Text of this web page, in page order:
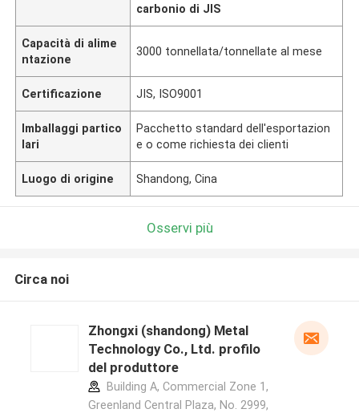
carbonio di JIS
Capacità di alime
ntazione
3000 tonnellata/tonnellate al mese
Certificazione JIS, ISO9001
Imballaggi partico
lari
Pacchetto standard dell'esportazion
e o come richiesta dei clienti
Luogo di origine Shandong, Cina
Osservi più
Circa noi
Zhongxi (shandong) Metal
Technology Co., Ltd. profilo
del produttore
Building A, Commercial Zone 1,
Greenland Central Plaza, No. 2999,